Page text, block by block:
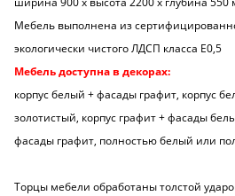
Мебель выполнена из
экологически чистого ЛДСП класса Е0,5
Мебель доступна в декорах:
корпус белый + фасады графит, корпус
золотистый, корпус графит + фасады
фасады графит, полностью белый или
Торцы мебели обработаны толстой